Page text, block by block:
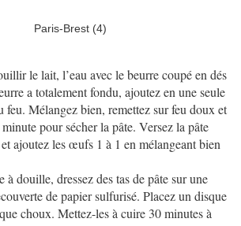
le lait, l’eau avec le beurre coupé en dés
a totalement fondu, ajoutez en une seule
feu. Mélangez bien, remettez sur feu doux et
pour sécher la pâte. Versez la pâte
ajoutez les œufs 1 à 1 en mélangeant bien
à douille, dressez des tas de pâte sur une
de papier sulfurisé. Placez un disque
choux. Mettez-les à cuire 30 minutes à